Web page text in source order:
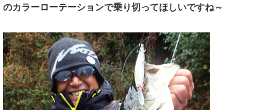
のカラーローテーションで乗り切ってほしいですね～